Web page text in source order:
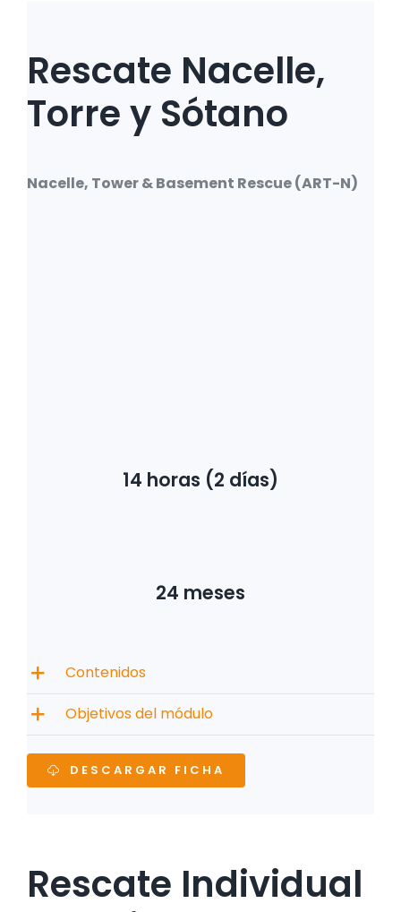
Rescate Nacelle,
Torre y Sótano
Nacelle, Tower & Basement Rescue (ART-N)
14 horas (2 días)
24 meses
Contenidos
Objetivos del módulo
DESCARGAR FICHA
Rescate Individual